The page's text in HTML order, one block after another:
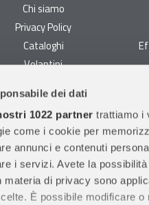
dei dati
1022 partner trattiamo i
come i cookie per
annunci e contenuti
i servizi. Avete la
materia di privacy sono
È possibile modificare
Chi siamo
Privacy Policy
Cataloghi
Volantini
DURC e Tracciabilità
Rilevazione Misure
Radiatori